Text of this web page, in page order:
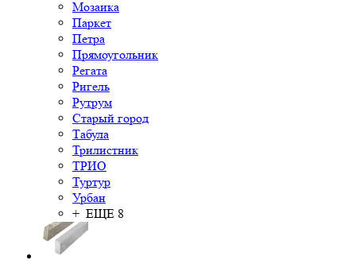
Мозаика
Паркет
Петра
Прямоугольник
Регата
Ригель
Рутрум
Старый город
Табула
Трилистник
ТРИО
Туртур
Урбан
+ ЕЩЕ 8